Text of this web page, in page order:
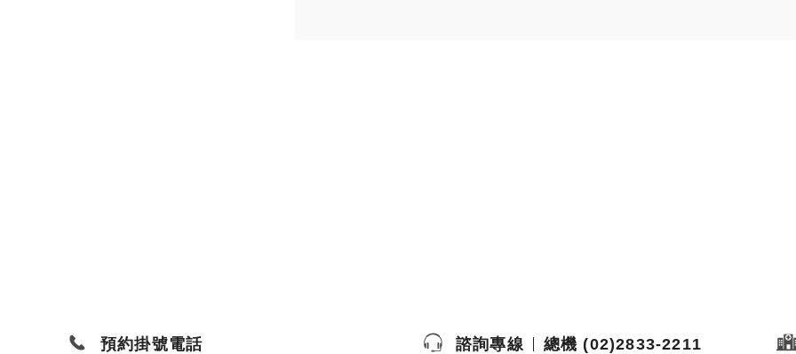
預約掛號電話 諮詢專線 總機 (02)2833-2211